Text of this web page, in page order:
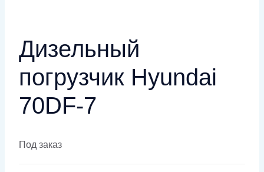
Дизельный
погрузчик Hyundai
70DF-7
Под заказ